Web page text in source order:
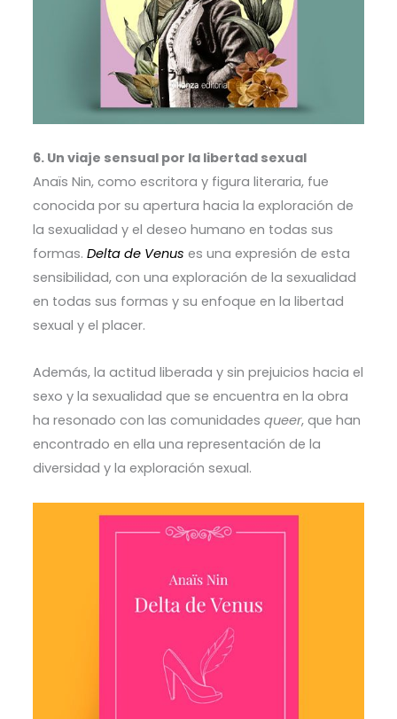
6. Un viaje sensual por la libertad sexual
Anaïs Nin, como escritora y figura literaria, fue
conocida por su apertura hacia la exploración de
la sexualidad y el deseo humano en todas sus
formas. Delta de Venus es una expresión de esta
sensibilidad, con una exploración de la sexualidad
en todas sus formas y su enfoque en la libertad
sexual y el placer.
Además, la actitud liberada y sin prejuicios hacia el
sexo y la sexualidad que se encuentra en la obra
ha resonado con las comunidades queer, que han
encontrado en ella una representación de la
diversidad y la exploración sexual.